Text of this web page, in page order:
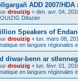
ADD 2007/HDA
drouizig « dim. avr. 04,
Difazier
Speakers of
drouizig « lun. mars 08,
en langues régionales
diwar-benn ar stlenneg
drouizig « lun. févr. 01,
en langues régionales